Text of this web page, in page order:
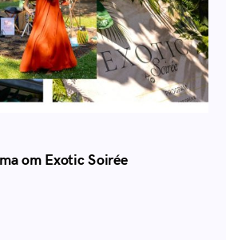
от Exotic Soirée